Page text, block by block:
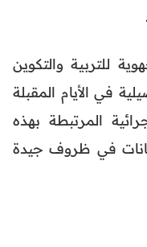
للتربية والتكوين
في الأيام المقبلة
المرتبطة بهذه
في ظروف جيدة